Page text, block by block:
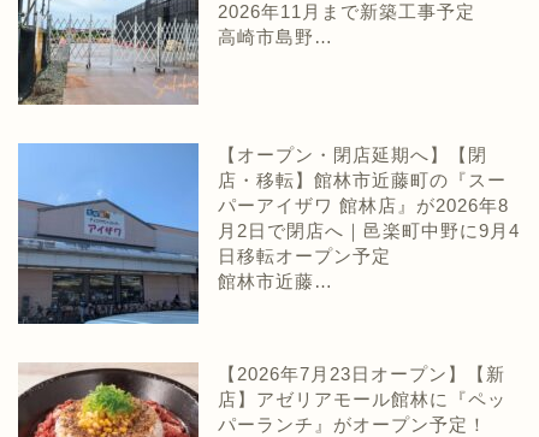
2026年11月まで新築工事予定
高崎市島野…
【オープン・閉店延期へ】【閉
店・移転】館林市近藤町の『スー
パーアイザワ 館林店』が2026年8
月2日で閉店へ｜邑楽町中野に9月4
日移転オープン予定
館林市近藤…
【2026年7月23日オープン】【新
店】アゼリアモール館林に『ペッ
パーランチ』がオープン予定！